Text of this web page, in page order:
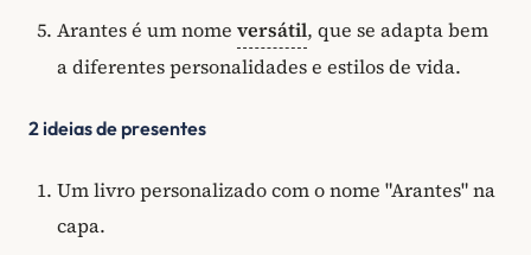
Arantes é um nome versátil, que se adapta bem
a diferentes personalidades e estilos de vida.
2 ideias de presentes
Um livro personalizado com o nome "Arantes" na
capa.